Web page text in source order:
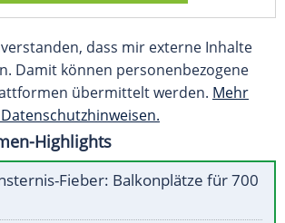
dass mir externe Inhalte
Damit können personenbezogene
übermittelt werden. Mehr
Highlights
Fieber: Balkonplätze für 700